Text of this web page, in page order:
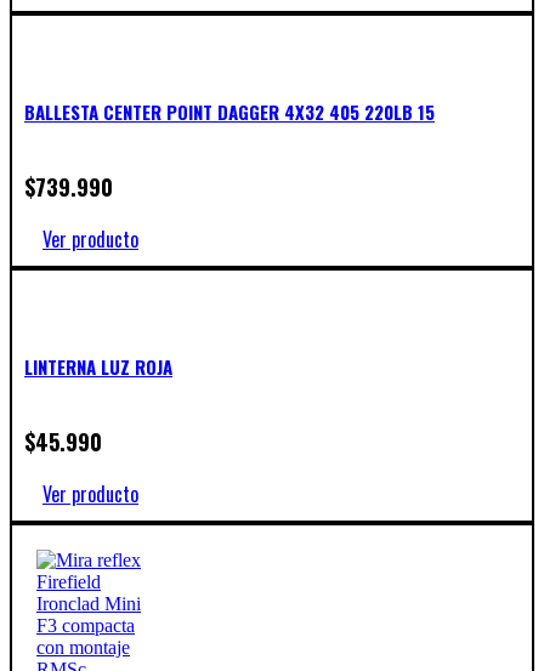
BALLESTA CENTER POINT DAGGER 4X32 405 220LB 15
$739.990
Ver producto
LINTERNA LUZ ROJA
$45.990
Ver producto